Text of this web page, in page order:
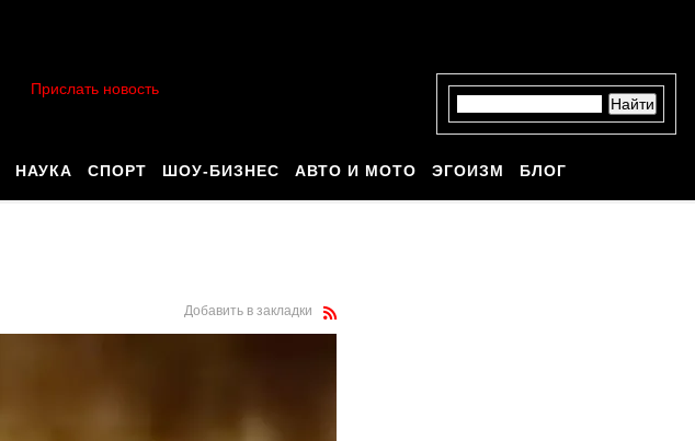
Прислать новость
НАУКА СПОРТ ШОУ-БИЗНЕС АВТО И МОТО ЭГОИЗМ БЛОГ
Добавить в закладки